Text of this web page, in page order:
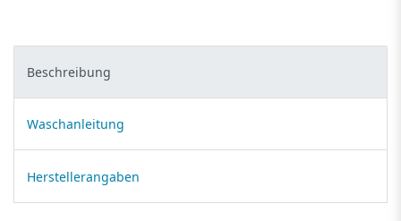
Beschreibung
Waschanleitung
Herstellerangaben